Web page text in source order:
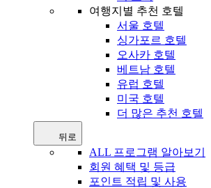
여행지별 추천 호텔
서울 호텔
싱가포르 호텔
오사카 호텔
베트남 호텔
유럽 호텔
미국 호텔
더 많은 추천 호텔
뒤로
ALL 프로그램 알아보기
회원 혜택 및 등급
포인트 적립 및 사용